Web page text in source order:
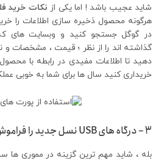
شاید عجیب باشد ! اما یکی از نکات خرید
هرگونه محصول ذخیره سازی اطلاعات را
در گوگل جستجو کنید و وبسایت های
گذاشته اند را از نظر ؛ قیمت ، مشخصات و
دهید تا اطلاعات مفیدی در رابطه با
خریداری کنید سال ها برای شما به خوبی
3 – درگاه های USB نسل جدید را فراموش نکنید !
بله ، شاید مهم ترین گزینه در مموری ها